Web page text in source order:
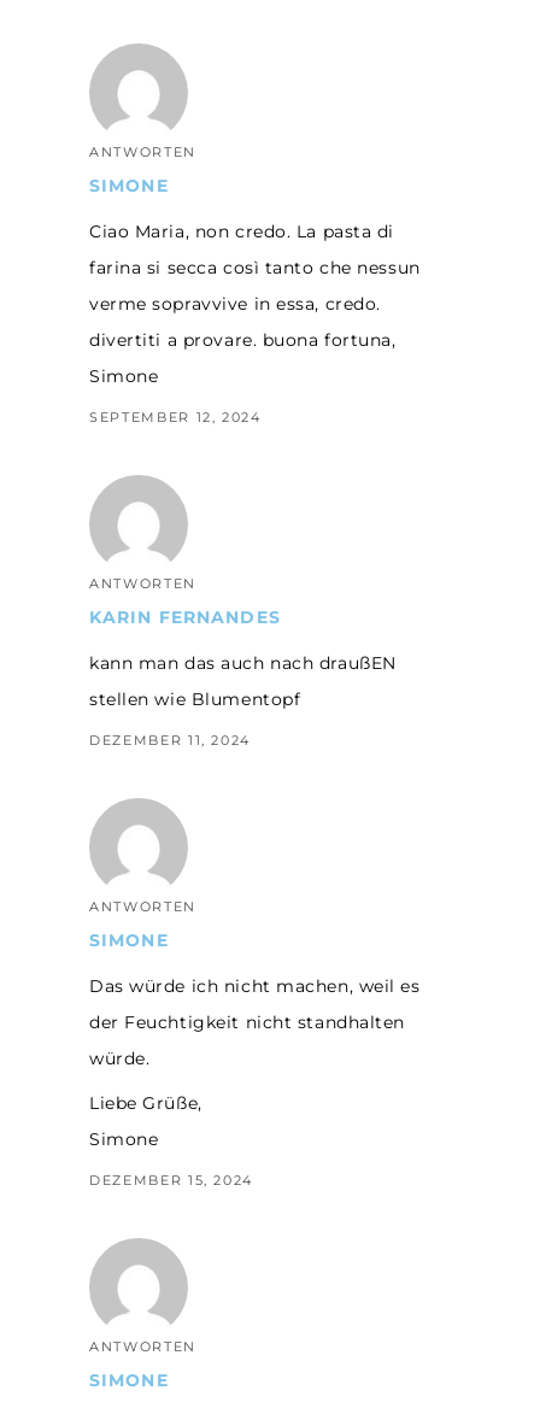
ANTWORTEN
SIMONE
Ciao Maria, non credo. La pasta di
farina si secca così tanto che nessun
verme sopravvive in essa, credo.
divertiti a provare. buona fortuna,
Simone
SEPTEMBER 12, 2024
ANTWORTEN
KARIN FERNANDES
kann man das auch nach draußEN
stellen wie Blumentopf
DEZEMBER 11, 2024
ANTWORTEN
SIMONE
Das würde ich nicht machen, weil es
der Feuchtigkeit nicht standhalten
würde.
Liebe Grüße,
Simone
DEZEMBER 15, 2024
ANTWORTEN
SIMONE